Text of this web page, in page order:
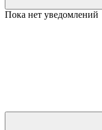
Пока нет уведомлений